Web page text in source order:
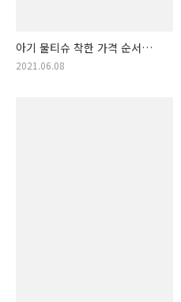
아기 물티슈 착한 가격 순서
상품 목록. 아기물티슈 저렴한
2021.06.08